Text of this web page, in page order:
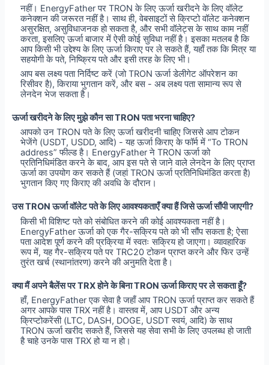
नहीं। EnergyFather पर TRON के लिए ऊर्जा खरीदने के लिए वॉलेट
कनेक्शन की जरूरत नहीं है। साथ ही, वेबसाइटों से क्रिप्टो वॉलेट कनेक्शन
असुरक्षित, असुविधाजनक हो सकता है, और सभी वॉलेट्स के साथ काम नहीं
करता, इसलिए ऊर्जा बाजार में ऐसी कोई सुविधा नहीं है। इसका मतलब है कि
आप किसी भी उद्देश्य के लिए ऊर्जा किराए पर ले सकते हैं, यहाँ तक कि मित्र या
सहयोगी के पते, निष्क्रिय पते और इसी तरह के लिए भी।
आप बस लक्ष्य पता निर्दिष्ट करें (जो TRON ऊर्जा डेलीगेट ऑपरेशन का
रिसीवर है), किराया भुगतान करें, और बस - अब लक्ष्य पता सामान्य रूप से
लेनदेन भेज सकता है।
ऊर्जा खरीदने के लिए मुझे कौन सा TRON पता भरना चाहिए?
आपको उन TRON पते के लिए ऊर्जा खरीदनी चाहिए जिससे आप टोकन
भेजेंगे (USDT, USDD, आदि) - यह ऊर्जा किराए के फॉर्म में “To TRON
address” फील्ड है। EnergyFather ने TRON ऊर्जा को
प्रतिनिधिमंडित करने के बाद, आप इस पते से जाने वाले लेनदेन के लिए प्राप्त
ऊर्जा का उपयोग कर सकते हैं (जहां TRON ऊर्जा प्रतिनिधिमंडित करता है)
भुगतान किए गए किराए की अवधि के दौरान।
उस TRON ऊर्जा वॉलेट पते के लिए आवश्यकताएँ क्या हैं जिसे ऊर्जा सौंपी जाएगी?
किसी भी विशिष्ट पते को संबोधित करने की कोई आवश्यकता नहीं है।
EnergyFather ऊर्जा को एक गैर-सक्रिय पते को भी सौंप सकता है; ऐसा
पता आदेश पूर्ण करने की प्रक्रिया में स्वतः सक्रिय हो जाएगा। व्यावहारिक
रूप में, यह गैर-सक्रिय पते पर TRC20 टोकन प्राप्त करने और फिर उन्हें
तुरंत खर्च (स्थानांतरण) करने की अनुमति देता है।
क्या मैं अपने बैलेंस पर TRX होने के बिना TRON ऊर्जा किराए पर ले सकता हूँ?
हाँ, EnergyFather एक सेवा है जहाँ आप TRON ऊर्जा प्राप्त कर सकते हैं
अगर आपके पास TRX नहीं है। वास्तव में, आप USDT और अन्य
क्रिप्टोकरेंसी (LTC, DASH, DOGE, USDT स्वयं, आदि) के साथ
TRON ऊर्जा खरीद सकते हैं, जिससे यह सेवा सभी के लिए उपलब्ध हो जाती
है चाहे उनके पास TRX हो या न हो।